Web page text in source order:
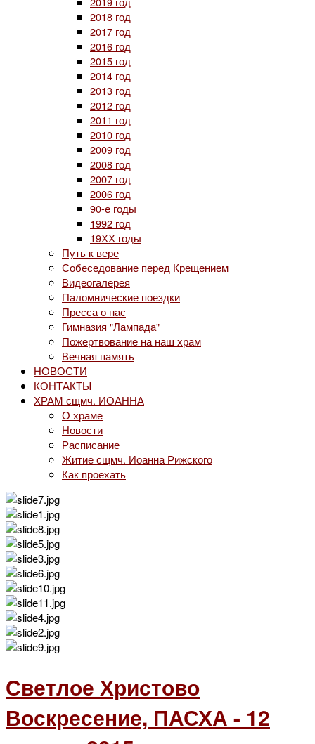
2018 год
2017 год
2016 год
2015 год
2014 год
2013 год
2012 год
2011 год
2010 год
2009 год
2008 год
2007 год
2006 год
90-е годы
1992 год
19ХХ годы
Путь к вере
Собеседование перед Крещением
Видеогалерея
Паломнические поездки
Пресса о нас
Гимназия "Лампада"
Пожертвование на наш храм
Вечная память
НОВОСТИ
КОНТАКТЫ
ХРАМ сщмч. ИОАННА
О храме
Новости
Расписание
Житие сщмч. Иоанна Рижского
Как проехать
Светлое Христово
Воскресение, ПАСХА - 12